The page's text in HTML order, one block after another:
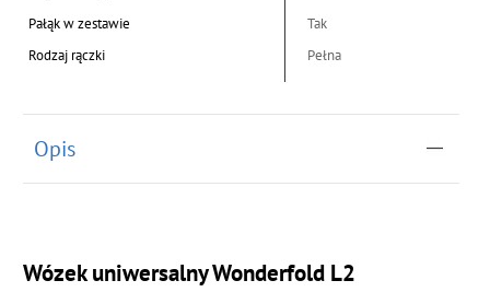
Pałąk w zestawie
Tak
Rodzaj rączki
Pełna
Opis
Wózek uniwersalny Wonderfold L2